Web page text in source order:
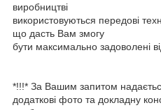
виробництві
використовуються передові
що дасть Вам змогу
бути максимально задоволені
*!!!* За Вашим запитом
додаткові фото та докладну